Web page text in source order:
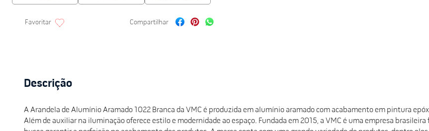
Descrição
A Arandela de Alumínio Aramado 1022 Branca da VMC é produzida em alumínio aramado com acabamento em pintura
Além de auxiliar na iluminação oferece estilo e modernidade ao espaço. Fundada em 2015, a VMC é uma empresa